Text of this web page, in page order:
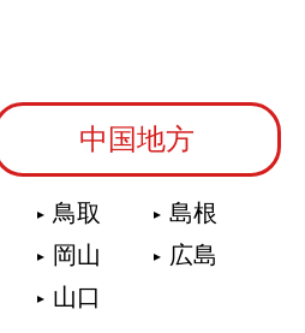
中国地方
鳥取
島根
岡山
広島
山口